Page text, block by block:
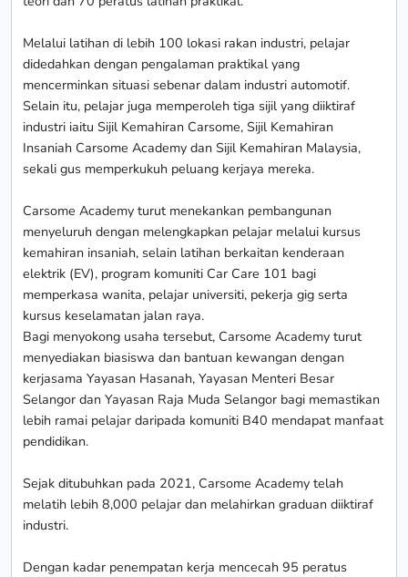
Melalui latihan di lebih 100 lokasi rakan industri, pelajar
didedahkan dengan pengalaman praktikal yang
mencerminkan situasi sebenar dalam industri automotif.
Selain itu, pelajar juga memperoleh tiga sijil yang diiktiraf
industri iaitu Sijil Kemahiran Carsome, Sijil Kemahiran
Insaniah Carsome Academy dan Sijil Kemahiran Malaysia,
sekali gus memperkukuh peluang kerjaya mereka.
Carsome Academy turut menekankan pembangunan
menyeluruh dengan melengkapkan pelajar melalui kursus
kemahiran insaniah, selain latihan berkaitan kenderaan
elektrik (EV), program komuniti Car Care 101 bagi
memperkasa wanita, pelajar universiti, pekerja gig serta
kursus keselamatan jalan raya.
Bagi menyokong usaha tersebut, Carsome Academy turut
menyediakan biasiswa dan bantuan kewangan dengan
kerjasama Yayasan Hasanah, Yayasan Menteri Besar
Selangor dan Yayasan Raja Muda Selangor bagi memastikan
lebih ramai pelajar daripada komuniti B40 mendapat manfaat
pendidikan.
Sejak ditubuhkan pada 2021, Carsome Academy telah
melatih lebih 8,000 pelajar dan melahirkan graduan diiktiraf
industri.
Dengan kadar penempatan kerja mencecah 95 peratus